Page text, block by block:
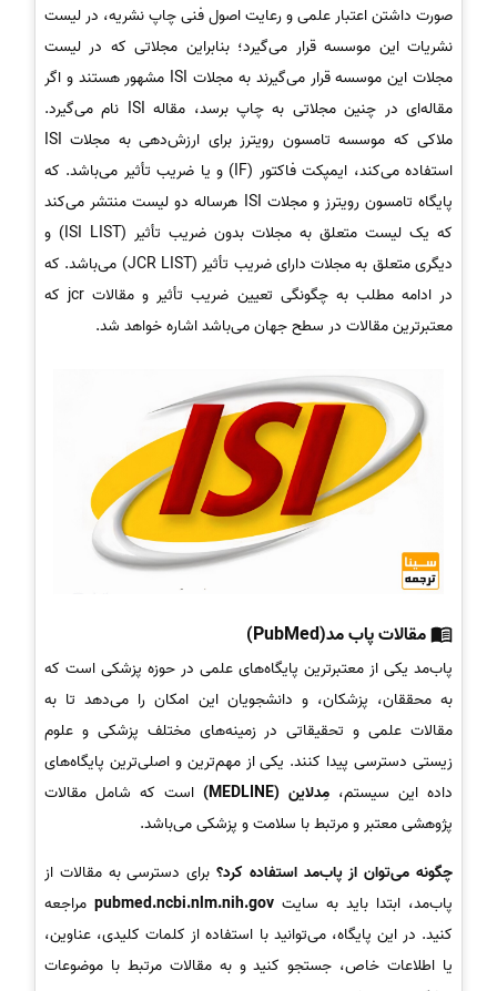
صورت داشتن اعتبار علمی و رعایت اصول فنی چاپ نشریه، در لیست
نشریات این موسسه قرار می‌گیرد؛ بنابراین مجلاتی که در لیست
مجلات این موسسه قرار می‌گیرند به مجلات ISI مشهور هستند و اگر
مقاله‌ای در چنین مجلاتی به چاپ برسد، مقاله ISI نام می‌گیرد.
ملاکی که موسسه تامسون رویترز برای ارزش‌دهی به مجلات ISI
استفاده می‌کند، ایمپکت فاکتور (IF) و یا ضریب تأثیر می‌باشد. که
پایگاه تامسون رویترز و مجلات ISI هرساله دو لیست منتشر می‌کند
که یک لیست متعلق به مجلات بدون ضریب تأثیر (ISI LIST) و
دیگری متعلق به مجلات دارای ضریب تأثیر (JCR LIST) می‌باشد. که
در ادامه مطلب به چگونگی تعیین ضریب تأثیر و مقالات jcr که
معتبرترین مقالات در سطح جهان می‌باشد اشاره خواهد شد.
مقالات پاب مد(PubMed)
پاب‌مد یکی از معتبرترین پایگاه‌های علمی در حوزه پزشکی است که
به محققان، پزشکان، و دانشجویان این امکان را می‌دهد تا به
مقالات علمی و تحقیقاتی در زمینه‌های مختلف پزشکی و علوم
زیستی دسترسی پیدا کنند. یکی از مهم‌ترین و اصلی‌ترین پایگاه‌های
داده این سیستم، مِدلاین (MEDLINE)
است که شامل مقالات
پژوهشی معتبر و مرتبط با سلامت و پزشکی می‌باشد.
چگونه می‌توان از پاب‌مد استفاده کرد؟ برای دسترسی به مقالات از
پاب‌مد، ابتدا باید به سایت pubmed.ncbi.nlm.nih.gov مراجعه
کنید. در این پایگاه، می‌توانید با استفاده از کلمات کلیدی، عناوین،
یا اطلاعات خاص، جستجو کنید و به مقالات مرتبط با موضوعات